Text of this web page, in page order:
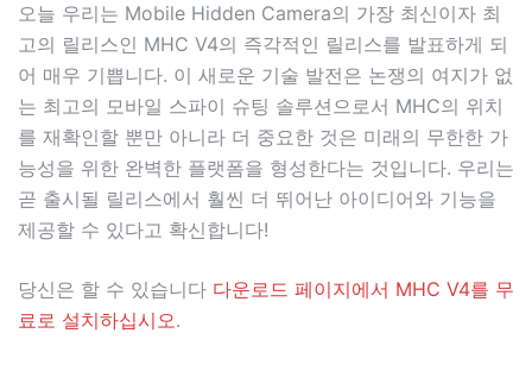
오늘 우리는 Mobile Hidden Camera의 가장 최신이자 최
고의 릴리스인 MHC V4의 즉각적인 릴리스를 발표하게 되
어 매우 기쁩니다. 이 새로운 기술 발전은 논쟁의 여지가 없
는 최고의 모바일 스파이 슈팅 솔루션으로서 MHC의 위치
를 ​​재확인할 뿐만 아니라 더 중요한 것은 미래의 무한한 가
능성을 위한 완벽한 플랫폼을 형성한다는 것입니다. 우리는
곧 출시될 릴리스에서 훨씬 더 뛰어난 아이디어와 기능을
제공할 수 있다고 확신합니다!
당신은 할 수 있습니다 다운로드 페이지에서 MHC V4를 무
료로 설치하십시오.